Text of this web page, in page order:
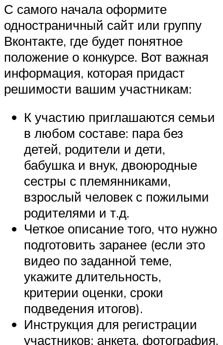
С самого начала оформите
одностраничный сайт или группу
Вконтакте, где будет понятное
положение о конкурсе. Вот важная
информация, которая придаст
решимости вашим участникам:
К участию приглашаются семьи
в любом составе: пара без
детей, родители и дети,
бабушка и внук, двоюродные
сестры с племянниками,
взрослый человек с пожилыми
родителями и т.д.
Четкое описание того, что нужно
подготовить заранее (если это
видео по заданной теме,
укажите длительность,
критерии оценки, сроки
подведения итогов).
Инструкция для регистрации
участников: анкета, фотография,